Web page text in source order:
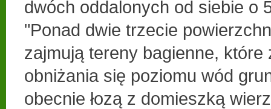
dwóch oddalonych od siebie o
"Ponad dwie trzecie
zajmują tereny bagienne, które
obniżania się poziomu wód
obecnie łozą z domieszką